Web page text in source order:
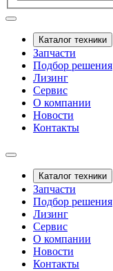
Каталог техники
Запчасти
Подбор решения
Лизинг
Сервис
О компании
Новости
Контакты
Каталог техники
Запчасти
Подбор решения
Лизинг
Сервис
О компании
Новости
Контакты